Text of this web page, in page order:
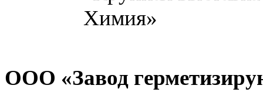
ООО «Завод